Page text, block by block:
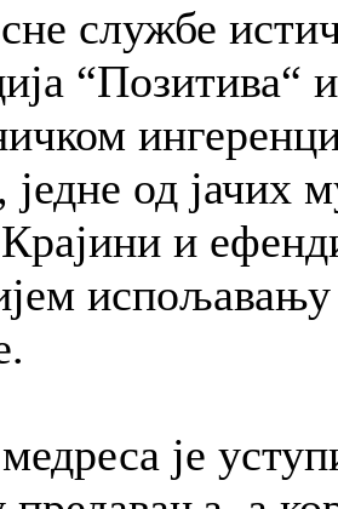
службе
једне од
и
је